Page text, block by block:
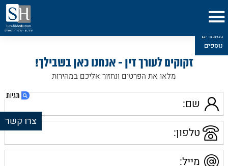
חייך!
זקוקים לעורך דין - אנחנו כאן בשבילך!
מלאו את הפרטים ונחזור אליכם במהירות
שם
טלפון
מייל
מאמרים
נוספים
• ייפוי כח מתמשך - האם זה מתאים לכם?
• מטרתה של הצוואה
• ייפוי כוח מתמשך - על קצה המזלג
צרו קשר